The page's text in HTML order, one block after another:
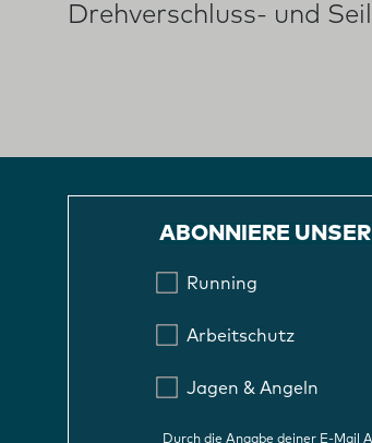
Drehverschluss- und
ABONNIERE
Running
Arbeitschutz
Jagen & Angeln
Durch die Angabe deiner E-Mail